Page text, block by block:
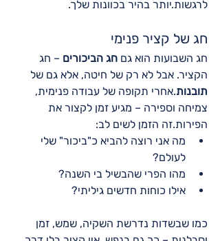
לרגשות.יותר בהיר בכוונות שלך.
חג של קציר פנימי
חג השבועות הוא גם חג הביכורים – חג
הקציר. אבל לא רק של חיטה, אלא גם של
תובנות.אחרי תקופה של עבודה פנימית,
צמיחה וספירה – מגיע זמן לקצור את
הפירות.זה הזמן לשים לב:
מה אני רוצה להביא כ"ביכור" שלי
לעולם?
מהו הפרי שהבשיל בי השנה?
אילו כוחות חדשים גיליתי?
כמו שבשדות נדרשת השקיה, שמש, זמן